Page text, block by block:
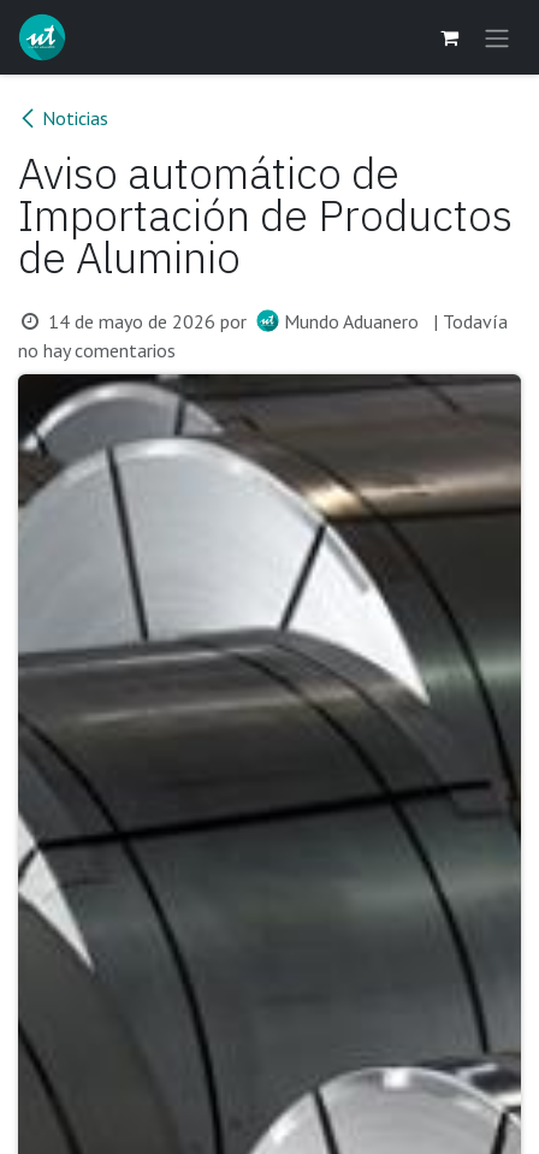
Ir al contenido
Noticias
Aviso automático de
Importación de Productos
de Aluminio
14 de mayo de 2026 por Mundo Aduanero
| Todavía
no hay comentarios